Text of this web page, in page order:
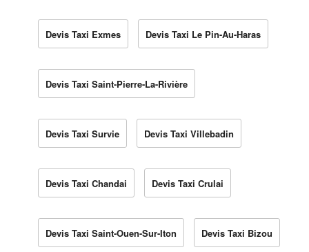
Devis Taxi Exmes Devis Taxi Le Pin-Au-Haras
Devis Taxi Saint-Pierre-La-Rivière
Devis Taxi Survie Devis Taxi Villebadin
Devis Taxi Chandai Devis Taxi Crulai
Devis Taxi Saint-Ouen-Sur-Iton Devis Taxi Bizou